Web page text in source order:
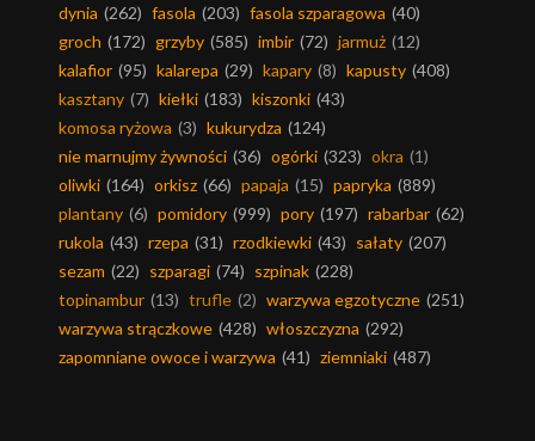
dynia (262) fasola (203) fasola szparagowa (40)
groch (172) grzyby (585) imbir (72) jarmuż (12)
kalafior (95) kalarepa (29) kapary (8) kapusty (408)
kasztany (7) kiełki (183) kiszonki (43)
komosa ryżowa (3) kukurydza (124)
nie marnujmy żywności (36) ogórki (323) okra (1)
oliwki (164) orkisz (66) papaja (15) papryka (889)
plantany (6) pomidory (999) pory (197) rabarbar (62)
rukola (43) rzepa (31) rzodkiewki (43) sałaty (207)
sezam (22) szparagi (74) szpinak (228)
topinambur (13) trufle (2) warzywa egzotyczne (251)
warzywa strączkowe (428) włoszczyzna (292)
zapomniane owoce i warzywa (41) ziemniaki (487)